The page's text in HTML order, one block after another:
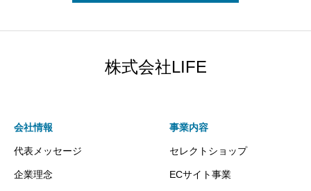
株式会社LIFE
会社情報
代表メッセージ
企業理念
事業内容
セレクトショップ
ECサイト事業